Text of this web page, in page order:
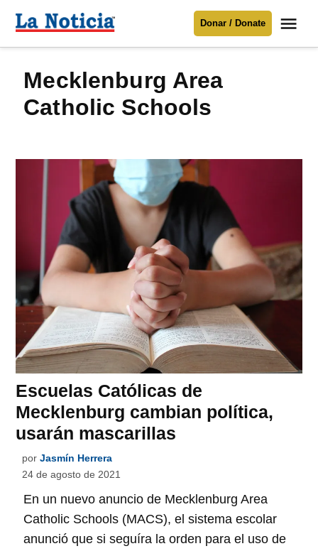
Para mantenerte informado necesitamos
contenido
Noticia
Donar / Donate
Mecklenburg Area
Catholic Schools
Escuelas Católicas de
Mecklenburg cambian política,
usarán mascarillas
por Jasmín Herrera
24 de agosto de 2021
En un nuevo anuncio de Mecklenburg Area
Catholic Schools (MACS), el sistema escolar
anunció que si seguíra la orden para el uso de